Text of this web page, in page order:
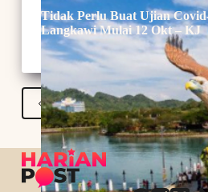
Tidak Perlu Buat Ujian
Langkawi Mulai 12 Okt – KJ
PREV